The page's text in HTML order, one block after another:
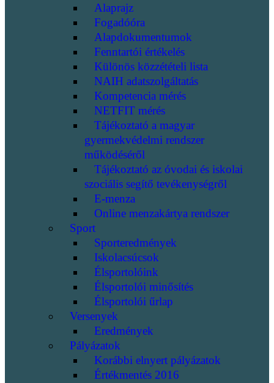
Alaprajz
Fogadóóra
Alapdokumentumok
Fenntartói értékelés
Különös közzétételi lista
NAIH adatszolgáltatás
Kompetencia mérés
NETFIT mérés
Tájékoztató a magyar
gyermekvédelmi rendszer
működéséről
Tájékoztató az óvodai és iskolai
szociális segítő tevékenységről
E-menza
Online menzakártya rendszer
Sport
Sporteredmények
Iskolacsúcsok
Élsportolóink
Élsportolói minősítés
Élsportolói űrlap
Versenyek
Eredmények
Pályázatok
Korábbi elnyert pályázatok
Értékmentés 2016